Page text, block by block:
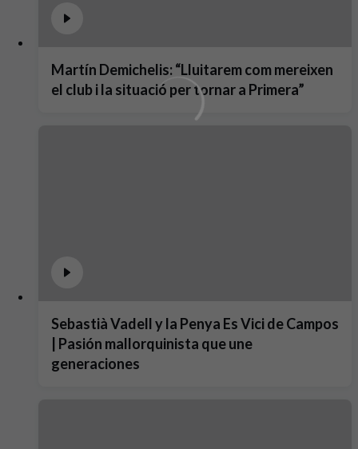
Martín Demichelis: “Lluitarem com mereixen
el club i la situació per tornar a Primera”
Sebastià Vadell y la Penya Es Vici de Campos
| Pasión mallorquinista que une
generaciones